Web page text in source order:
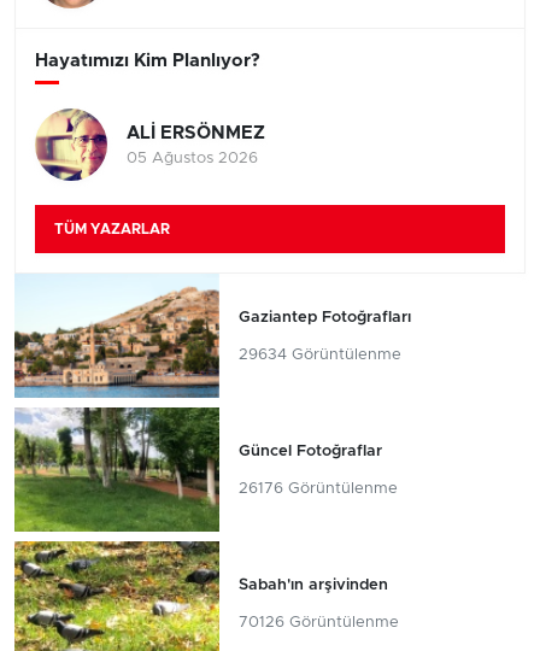
Hayatımızı Kim Planlıyor?
ALİ ERSÖNMEZ
05 Ağustos 2026
TÜM YAZARLAR
Gaziantep Fotoğrafları
29634 Görüntülenme
Güncel Fotoğraflar
26176 Görüntülenme
Sabah'ın arşivinden
70126 Görüntülenme